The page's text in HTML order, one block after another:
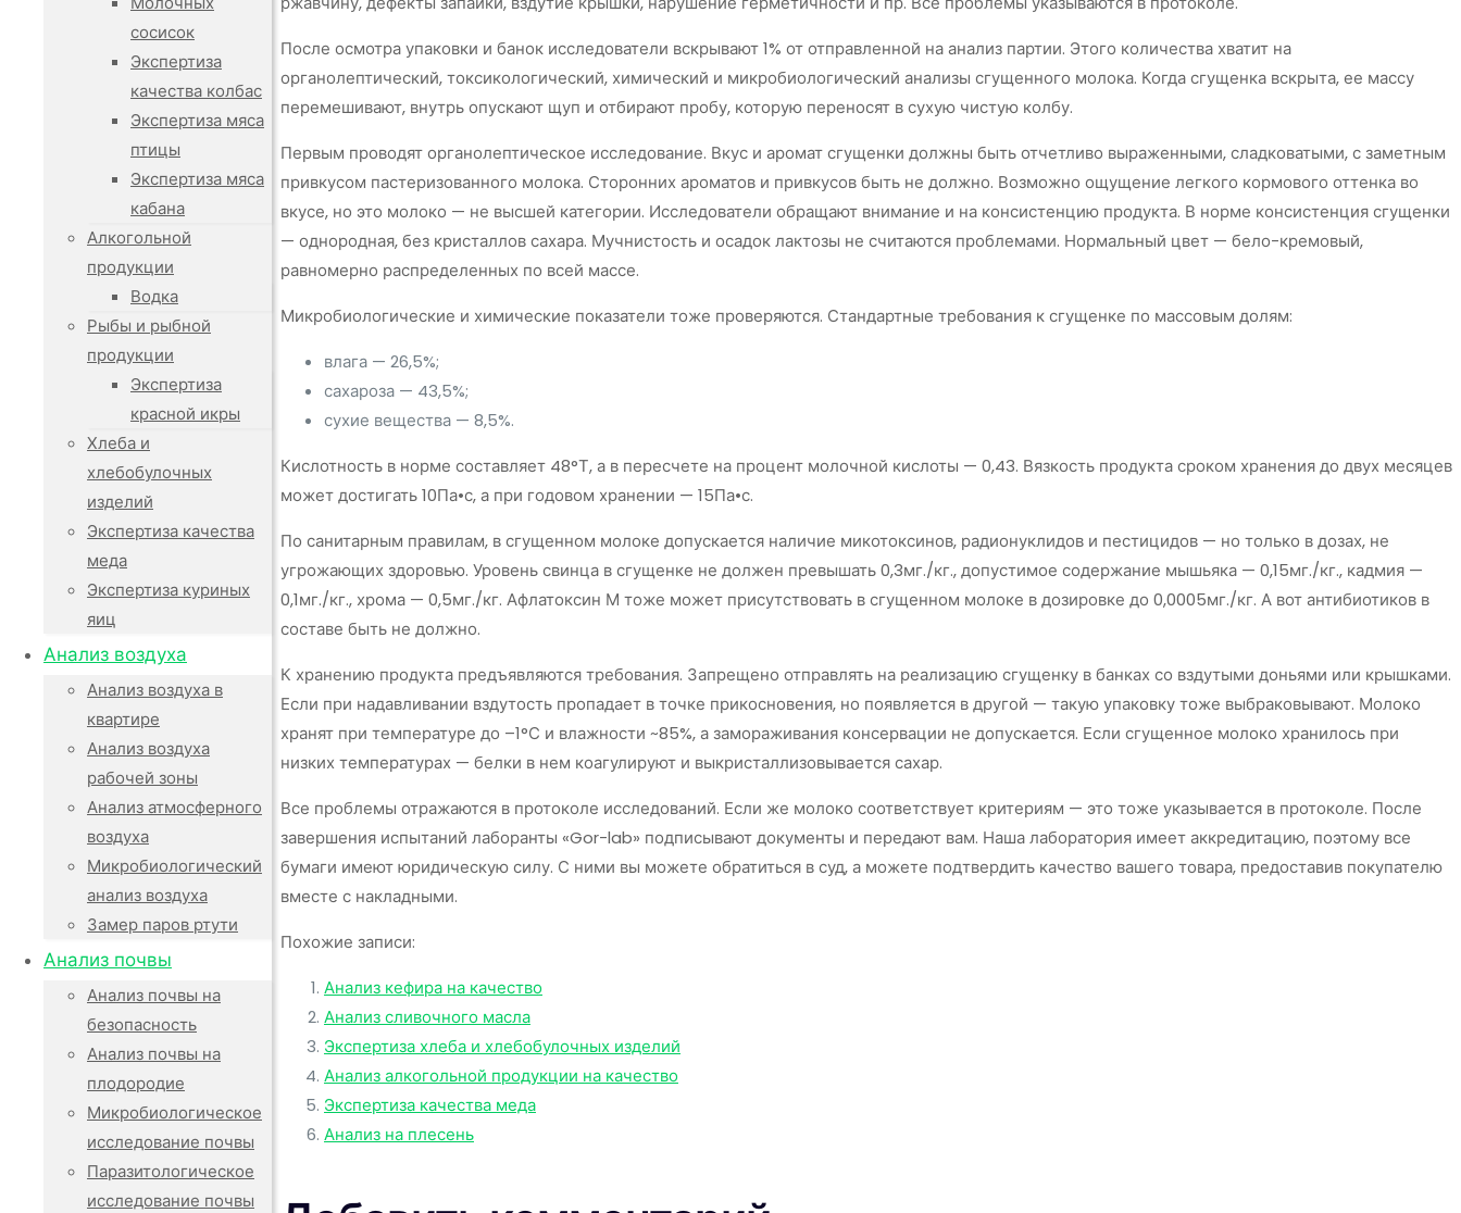
сосисок
Экспертиза
качества колбас
Экспертиза мяса
птицы
Экспертиза мяса
кабана
Алкогольной
продукции
Водка
Рыбы и рыбной
продукции
Экспертиза
красной икры
Хлеба и
хлебобулочных
изделий
Экспертиза качества
меда
Экспертиза куриных
яиц
Анализ воздуха
Анализ воздуха в
квартире
Анализ воздуха
рабочей зоны
Анализ атмосферного
воздуха
Микробиологический
анализ воздуха
Замер паров ртути
Анализ почвы
Анализ почвы на
безопасность
Анализ почвы на
плодородие
Микробиологическое
исследование почвы
Паразитологическое
исследование почвы
После осмотра упаковки и банок исследователи вскрывают 1% от отправленной на анализ партии. Этого количества хватит на
органолептический, токсикологический, химический и микробиологический анализы сгущенного молока. Когда сгущенка вскрыта, ее массу
перемешивают, внутрь опускают щуп и отбирают пробу, которую переносят в сухую чистую колбу.
Первым проводят органолептическое исследование. Вкус и аромат сгущенки должны быть отчетливо выраженными, сладковатыми, с заметным
привкусом пастеризованного молока. Сторонних ароматов и привкусов быть не должно. Возможно ощущение легкого кормового оттенка во
вкусе, но это молоко — не высшей категории. Исследователи обращают внимание и на консистенцию продукта. В норме консистенция сгущенки
— однородная, без кристаллов сахара. Мучнистость и осадок лактозы не считаются проблемами. Нормальный цвет — бело-кремовый,
равномерно распределенных по всей массе.
Микробиологические и химические показатели тоже проверяются. Стандартные требования к сгущенке по массовым долям:
влага — 26,5%;
сахароза — 43,5%;
сухие вещества — 8,5%.
Кислотность в норме составляет 48°Т, а в пересчете на процент молочной кислоты — 0,43. Вязкость продукта сроком хранения до двух месяцев
может достигать 10Па•с, а при годовом хранении — 15Па•с.
По санитарным правилам, в сгущенном молоке допускается наличие микотоксинов, радионуклидов и пестицидов — но только в дозах, не
угрожающих здоровью. Уровень свинца в сгущенке не должен превышать 0,3мг./кг., допустимое содержание мышьяка — 0,15мг./кг., кадмия —
0,1мг./кг., хрома — 0,5мг./кг. Афлатоксин М тоже может присутствовать в сгущенном молоке в дозировке до 0,0005мг./кг. А вот антибиотиков в
составе быть не должно.
К хранению продукта предъявляются требования. Запрещено отправлять на реализацию сгущенку в банках со вздутыми доньями или крышками.
Если при надавливании вздутость пропадает в точке прикосновения, но появляется в другой — такую упаковку тоже выбраковывают. Молоко
хранят при температуре до –1°С и влажности ~85%, а замораживания консервации не допускается. Если сгущенное молоко хранилось при
низких температурах — белки в нем коагулируют и выкристаллизовывается сахар.
Все проблемы отражаются в протоколе исследований. Если же молоко соответствует критериям — это тоже указывается в протоколе. После
завершения испытаний лаборанты «Gor-lab» подписывают документы и передают вам. Наша лаборатория имеет аккредитацию, поэтому все
бумаги имеют юридическую силу. С ними вы можете обратиться в суд, а можете подтвердить качество вашего товара, предоставив покупателю
вместе с накладными.
Похожие записи:
Анализ кефира на качество
Анализ сливочного масла
Экспертиза хлеба и хлебобулочных изделий
Анализ алкогольной продукции на качество
Экспертиза качества меда
Анализ на плесень